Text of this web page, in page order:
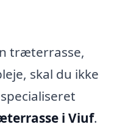
træterrasse,
skal du ikke
i Viuf.